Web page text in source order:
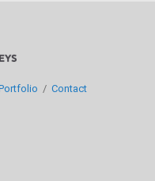
/ Contact